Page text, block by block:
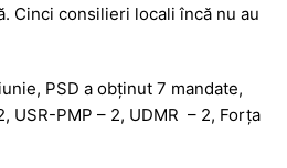
Cinci consilieri locali încă nu au
PSD a obținut 7 mandate,
USR-PMP – 2, UDMR – 2, Forța